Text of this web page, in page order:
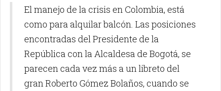
El manejo de la crisis en Colombia, está
como para alquilar balcón. Las posiciones
encontradas del Presidente de la
República con la Alcaldesa de Bogotá, se
parecen cada vez más a un libreto del
gran Roberto Gómez Bolaños, cuando se